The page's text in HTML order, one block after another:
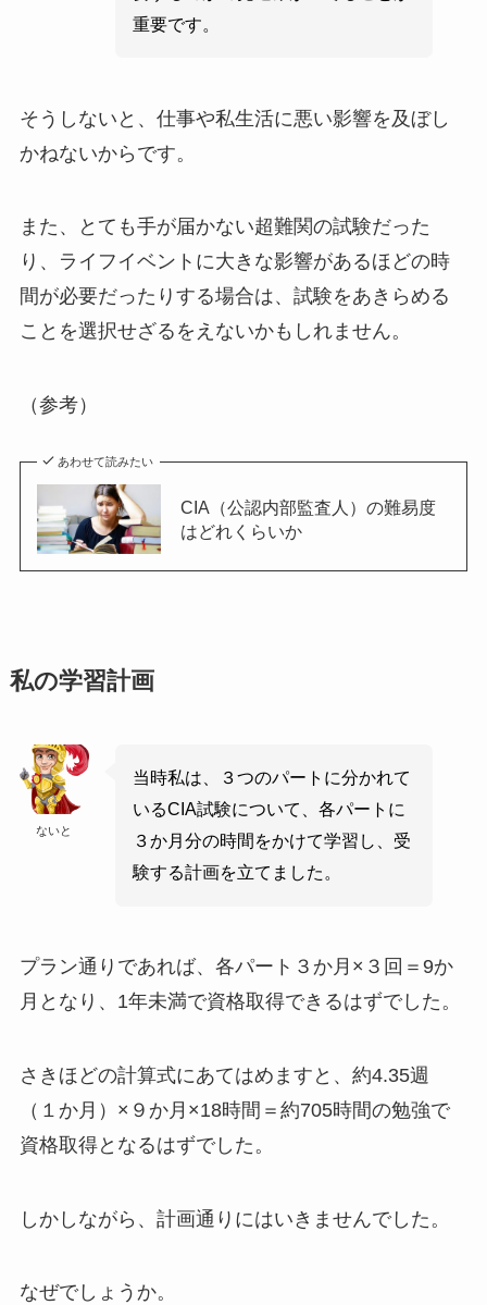
重要です。
そうしないと、仕事や私生活に悪い影響を及ぼし
かねないからです。
また、とても手が届かない超難関の試験だった
り、ライフイベントに大きな影響があるほどの時
間が必要だったりする場合は、試験をあきらめる
ことを選択せざるをえないかもしれません。
（参考）
あわせて読みたい
CIA（公認内部監査人）の難易度
はどれくらいか
私の学習計画
ないと
当時私は、３つのパートに分かれて
いるCIA試験について、各パートに
３か月分の時間をかけて学習し、受
験する計画を立てました。
プラン通りであれば、各パート３か月×３回＝9か
月となり、1年未満で資格取得できるはずでした。
さきほどの計算式にあてはめますと、約4.35週
（１か月）×９か月×18時間＝約705時間の勉強で
資格取得となるはずでした。
しかしながら、計画通りにはいきませんでした。
なぜでしょうか。